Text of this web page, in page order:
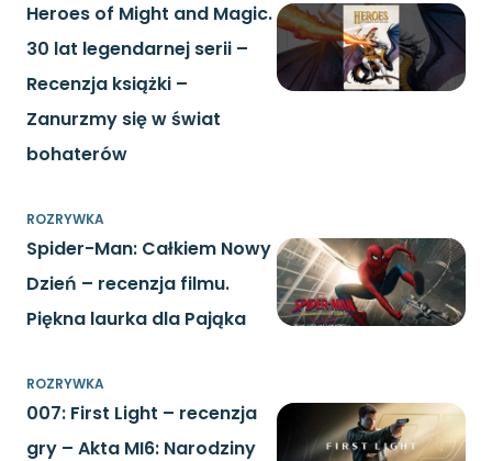
Heroes of Might and Magic.
30 lat legendarnej serii –
Recenzja książki –
Zanurzmy się w świat
bohaterów
ROZRYWKA
Spider-Man: Całkiem Nowy
Dzień – recenzja filmu.
Piękna laurka dla Pająka
ROZRYWKA
007: First Light – recenzja
gry – Akta MI6: Narodziny